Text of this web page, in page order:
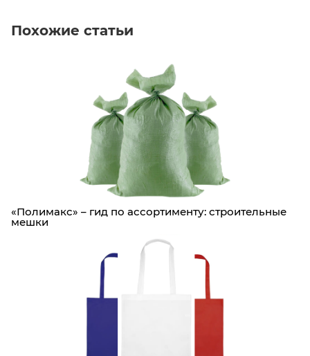
Похожие статьи
«Полимакс» – гид по ассортименту: строительные
мешки